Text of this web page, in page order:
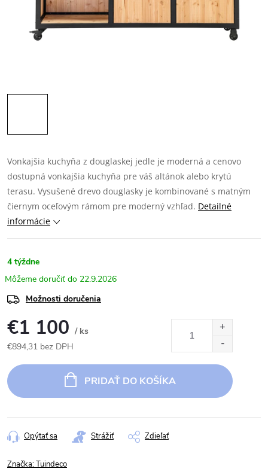
Vonkajšia kuchyňa z douglaskej jedle je moderná a cenovo
dostupná vonkajšia kuchyňa pre váš altánok alebo krytú
terasu. Vysušené drevo douglasky je kombinované s matným
čiernym oceľovým rámom pre moderný vzhľad. Detailné
informácie
4 týždne
22.9.2026
Možnosti doručenia
€1 100 / ks
€894,31 bez DPH
cena:
PRIDAŤ DO KOŠÍKA
Opýtať sa Strážiť Zdieľať
Značka:Tuindeco